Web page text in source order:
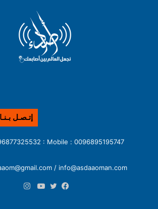
إتـصـل
0096895195747 : Mobile 0096877325532 : Mobile
/ info@asdaaoman.com